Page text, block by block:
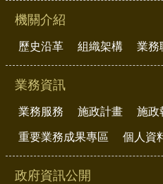
機關介紹
歷史沿革 組織架構 業務
業務資訊
業務服務 施政計畫 施政
重要業務成果專區 個人資
政府資訊公開